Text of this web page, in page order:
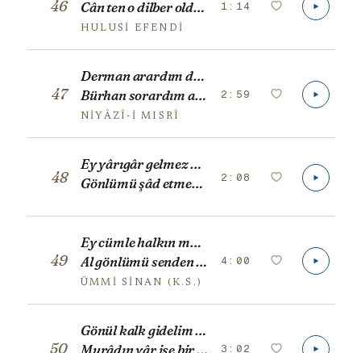
46 Cân ten o dilber oldu bilmem ki nem berâber
HULUSI EFENDI
1:14
47
Derman arardım derdime, derdim bana derman imiş
Bürhan sorardım aslıma, aslım bana bürhan imiş
NIYÂZÎ-I MISRÎ
2:59
48
Ey yârıgâr gelmez misin
Gönlümü şâd etmez misin
2:08
49
Ey cümle halkın maksûdu
Al gönlümü senden yana
ÜMMI SINAN (K.S.)
4:00
50
Gönül kalk gidelim dost illerine
Murâdın yâr ise bir tâne yeter
3:02